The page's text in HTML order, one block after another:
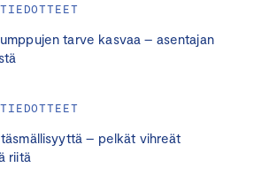
tarve kasvaa – asentajan
– pelkät vihreät
riitä